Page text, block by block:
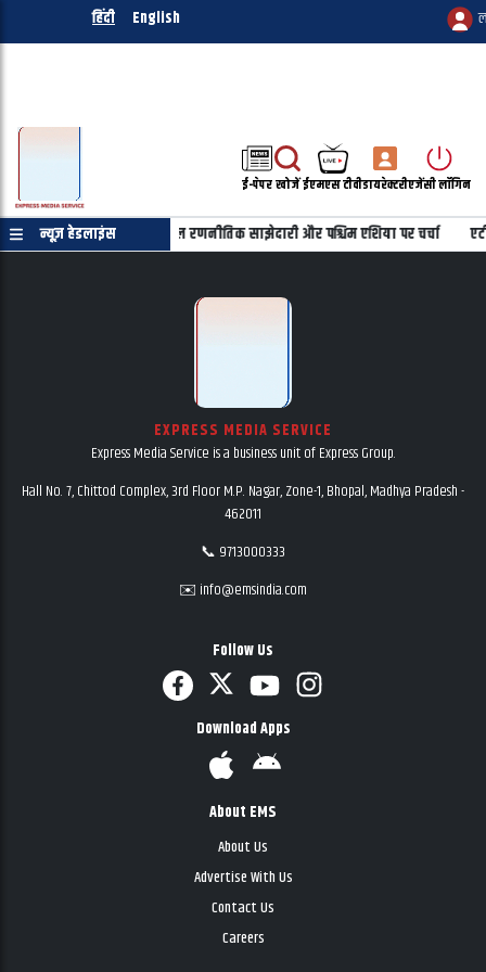
हिंदी English
ई-पेपरखोजेंईएमएस टीवीडायरेक्टरीएजेंसी लॉगिन
न्यूज़ हेडलाइंस
पर बातचीत, भारत-इजरायल रणनीतिक साझेदारी और पश्चिम एशिया पर चर्चा
EXPRESS MEDIA SERVICE
Express Media Service is a business unit of Express Group.
Hall No. 7, Chittod Complex, 3rd Floor M.P. Nagar, Zone-1, Bhopal, Madhya Pradesh -
462011
📞 9713000333
✉️ info@emsindia.com
Follow Us
Download Apps
About EMS
About Us
Advertise With Us
Contact Us
Careers